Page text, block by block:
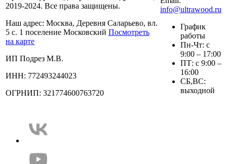
2019-2024. Все права защищены.
Наш адрес: Москва, Деревня Саларьево, вл.
5 с. 1 поселение Московский Посмотреть
на карте
ИП Подрез М.В.
ИНН: 772493244023
ОГРНИП: 321774600763720
info@ultrawood.ru
График
работы
Пн-Чт: с
9:00 – 17:00
ПТ: с 9:00 –
16:00
СБ,ВС:
выходной